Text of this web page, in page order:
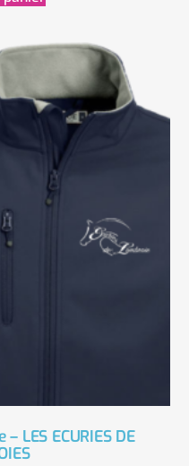
LES ECURIES DE